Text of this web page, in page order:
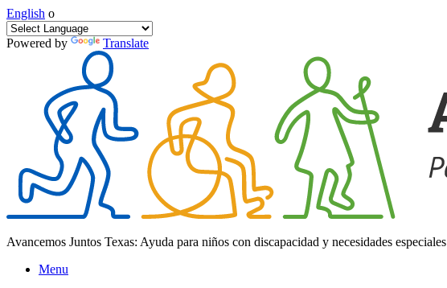
English o
Powered by Translate
Avancemos Juntos Texas: Ayuda para niños con discapacidad y necesidades especiales
Menu